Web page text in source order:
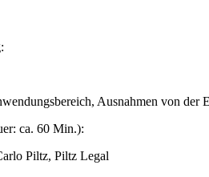
Ausnahmen von
ca. 60 Min.):
Piltz, Piltz Legal